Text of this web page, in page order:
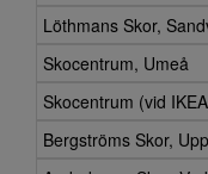
Löthmans Skor,
Skocentrum, Umeå
Skocentrum (vid
Bergströms Skor,